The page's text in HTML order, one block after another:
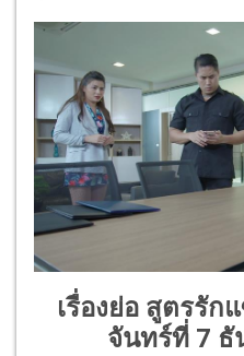
เรื่องย่อ สูตรรัก
จันทร์ที่ 7 ธั